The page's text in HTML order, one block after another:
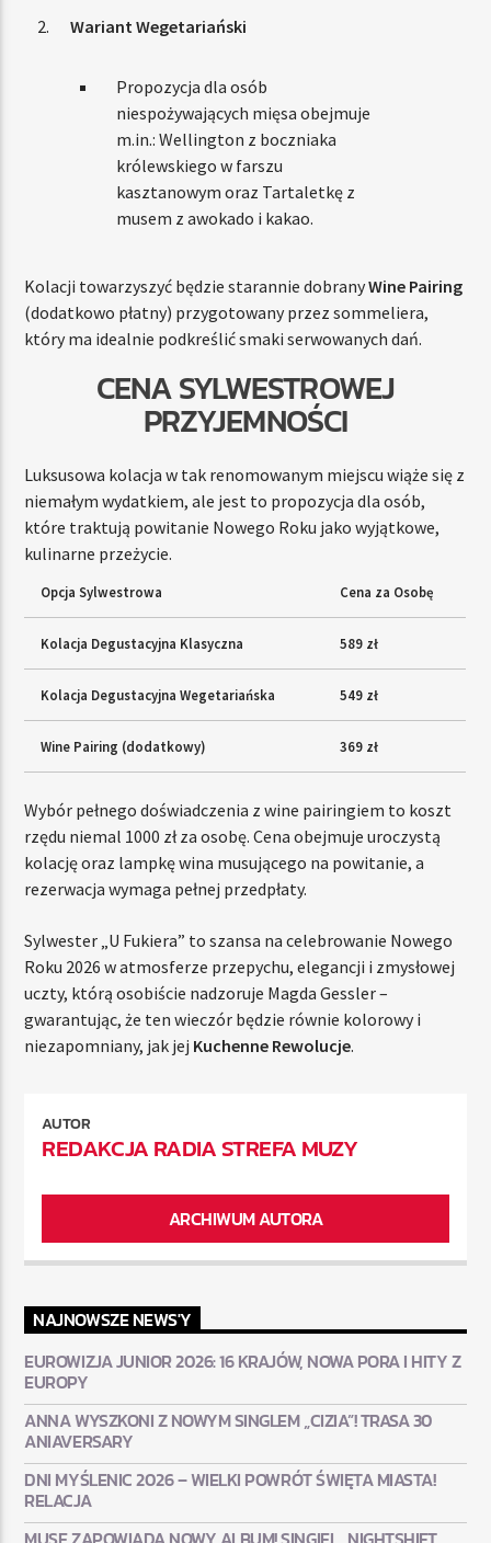
Wariant Wegetariański
Propozycja dla osób
niespożywających mięsa obejmuje
m.in.: Wellington z boczniaka
królewskiego w farszu
kasztanowym oraz Tartaletkę z
musem z awokado i kakao.
Kolacji towarzyszyć będzie starannie dobranyWine Pairing
(dodatkowo płatny) przygotowany przez sommeliera,
który ma idealnie podkreślić smaki serwowanych dań.
CENA SYLWESTROWEJ
PRZYJEMNOŚCI
Luksusowa kolacja w tak renomowanym miejscu wiąże się z
niemałym wydatkiem, ale jest to propozycja dla osób,
które traktują powitanie Nowego Roku jako wyjątkowe,
kulinarne przeżycie.
Opcja Sylwestrowa Cena za Osobę
Kolacja Degustacyjna Klasyczna 589 zł
Kolacja Degustacyjna Wegetariańska 549 zł
Wine Pairing (dodatkowy) 369 zł
Wybór pełnego doświadczenia z wine pairingiem to koszt
rzędu niemal 1000 zł za osobę. Cena obejmuje uroczystą
kolację oraz lampkę wina musującego na powitanie, a
rezerwacja wymaga pełnej przedpłaty.
Sylwester „U Fukiera” to szansa na celebrowanie Nowego
Roku 2026 w atmosferze przepychu, elegancji i zmysłowej
uczty, którą osobiście nadzoruje Magda Gessler –
gwarantując, że ten wieczór będzie równie kolorowy i
niezapomniany, jak jej Kuchenne Rewolucje.
AUTOR
REDAKCJA RADIA STREFA MUZY
ARCHIWUM AUTORA
NAJNOWSZE NEWS'Y
EUROWIZJA JUNIOR 2026: 16 KRAJÓW, NOWA PORA I HITY Z
EUROPY
ANNA WYSZKONI Z NOWYM SINGLEM „CIZIA”! TRASA 30
ANIAVERSARY
DNI MYŚLENIC 2026 – WIELKI POWRÓT ŚWIĘTA MIASTA!
RELACJA